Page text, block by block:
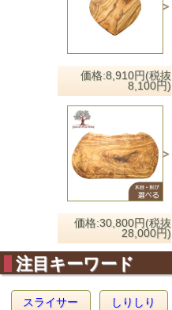
価格:8,910円(税抜
8,100円)
価格:30,800円(税抜
28,000円)
注目キーワード
スライサー しりしり